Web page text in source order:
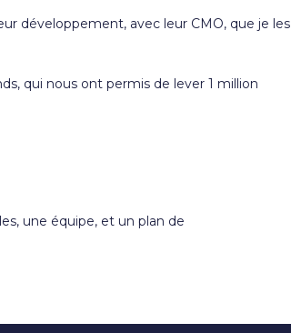
développement, avec leur CMO, que je les
qui nous ont permis de lever 1 million
une équipe, et un plan de